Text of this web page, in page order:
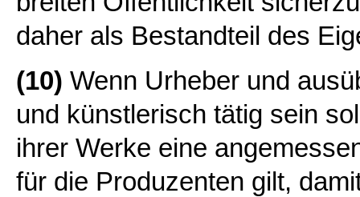
daher als Bestandteil des
(10) Wenn Urheber und
und künstlerisch tätig sein
ihrer Werke eine
für die Produzenten gilt,